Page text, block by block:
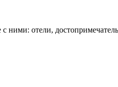
ними: отели,